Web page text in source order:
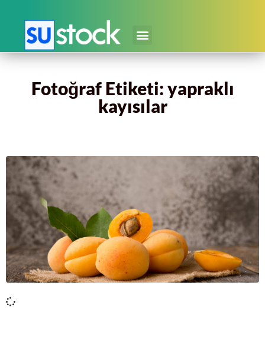
Fotoğraf Etiketi: yapraklı
kayısılar